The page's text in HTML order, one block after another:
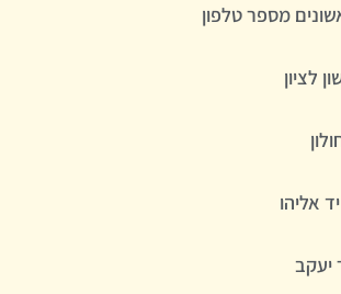
מספר טלפון
לציון
אליהו
יעקב